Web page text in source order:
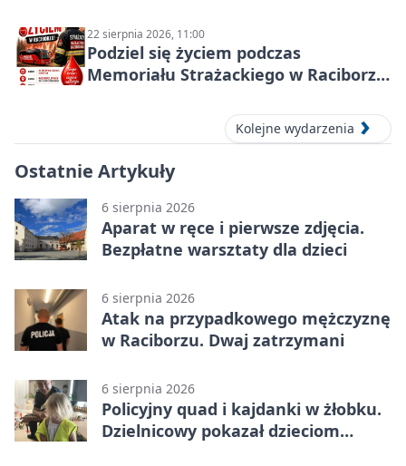
22 sierpnia 2026, 11:00
Podziel się życiem podczas
Memoriału Strażackiego w Raciborzu
Kolejne wydarzenia
Ostatnie Artykuły
6 sierpnia 2026
Aparat w ręce i pierwsze zdjęcia.
Bezpłatne warsztaty dla dzieci
6 sierpnia 2026
Atak na przypadkowego mężczyznę
w Raciborzu. Dwaj zatrzymani
6 sierpnia 2026
Policyjny quad i kajdanki w żłobku.
Dzielnicowy pokazał dzieciom